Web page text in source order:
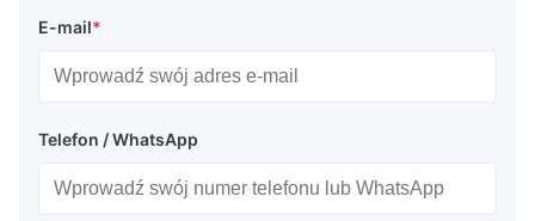
E-mail*
Telefon / WhatsApp